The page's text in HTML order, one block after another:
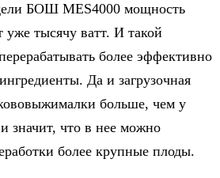
БОШ MES4000 мощность
уже тысячу ватт. И такой
более эффективно
Да и загрузочная
больше, чем у
значит, что в нее можно
более крупные плоды.